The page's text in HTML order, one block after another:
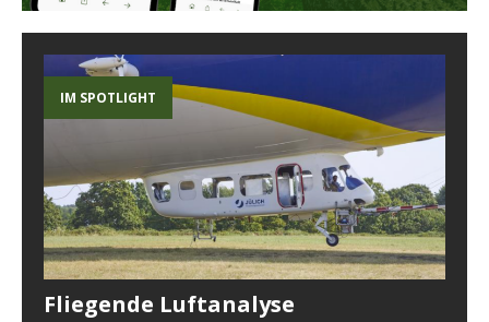
IM SPOTLIGHT
Fliegende Luftanalyse